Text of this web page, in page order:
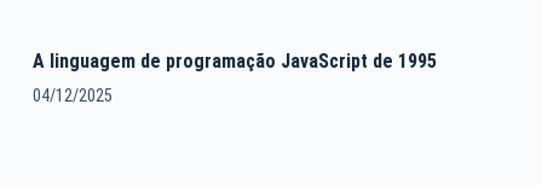
A linguagem de programação JavaScript de 1995
04/12/2025